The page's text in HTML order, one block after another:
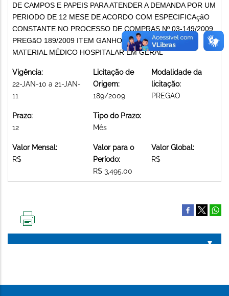
DE CAMPOS E PAPEIS PARA ATENDER A DEMANDA POR UM
PERIODO DE 12 MESE DE ACORDO COM ESPECIFICAçãO
CONSTANTE NO PROCESSO DE COMPRAS Nº 03-149/2009
PREGãO 189/2009 ITEM GANHO LOTE 02 ITEM 02,
MATERIAL MÉDICO HOSPITALAR EM GERAL
Vigência:
22-JAN-10 a 21-JAN-
11
Licitação de
Origem:
189/2009
Modalidade da
licitação:
PREGAO
Prazo:
12
Tipo do Prazo:
Mês
Valor Mensal:
R$
Valor para o
Período:
R$ 3,495.00
Valor Global:
R$
PÁGINA